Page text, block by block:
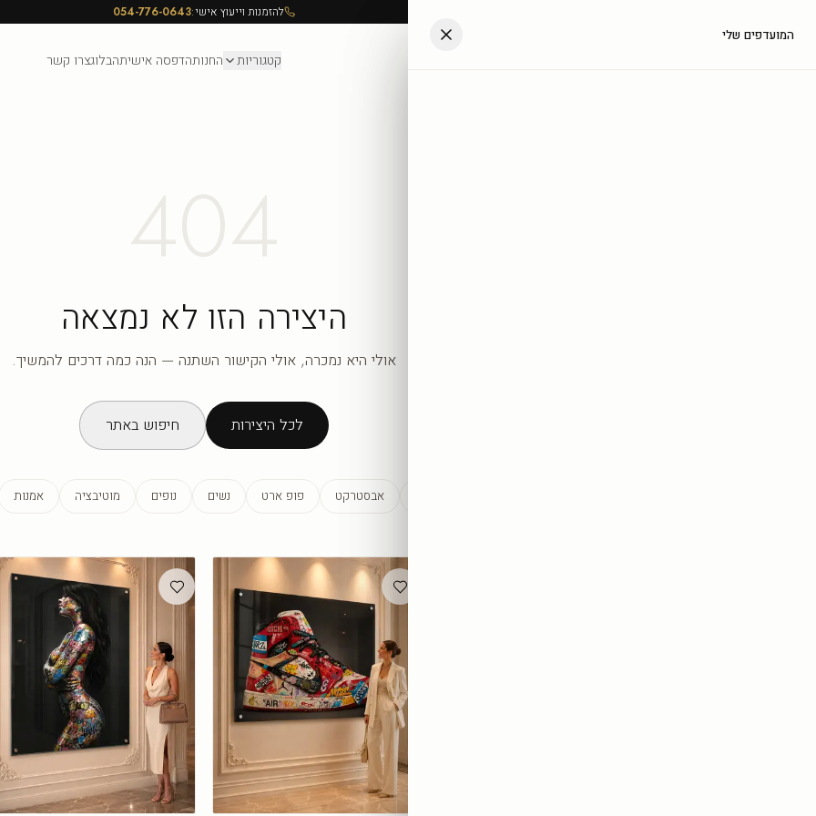
להזמנות וייעוץ אישי:054-776-0643
קטגוריות החנותהדפסה אישיתהבלוגצרו קשר
היצירה הזו לא נמצאה
אולי היא נמכרה, אולי הקישור השתנה — הנה כמה דרכים להמשיך.
לכל היצירות חיפוש באתר
אבסטרקט פופ ארט נשים נופים מוטיבציה אמנות
העגלה שלך
המועדפים שלי